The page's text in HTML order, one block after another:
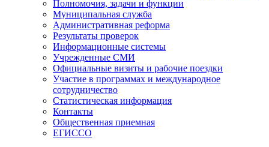
Полномочия, задачи и функции
Муниципальная служба
Административная реформа
Результаты проверок
Информационные системы
Учрежденные СМИ
Официальные визиты и рабочие поездки
Участие в программах и международное
сотрудничество
Статистическая информация
Контакты
Общественная приемная
ЕГИССО